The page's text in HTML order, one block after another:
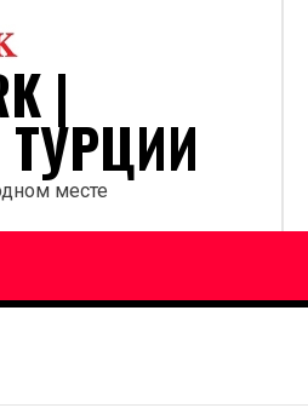
|
месте